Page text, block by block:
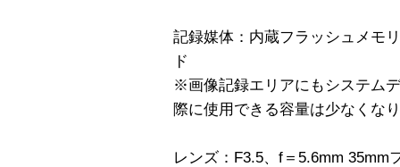
記録媒体：内蔵フラッシュメモ
ド
※画像記録エリアにもシステム
際に使用できる容量は少なくな
レンズ：F3.5、f＝5.6mm 35mm